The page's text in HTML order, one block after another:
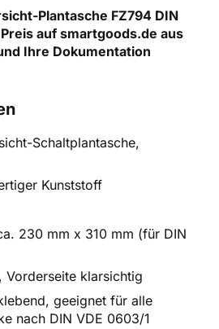
Plantasche FZ794 DIN
auf smartgoods.de aus
Ihre Dokumentation
Schaltplantasche,
Kunststoff
230 mm x 310 mm (für DIN
Vorderseite klarsichtig
geeignet für alle
nach DIN VDE 0603/1